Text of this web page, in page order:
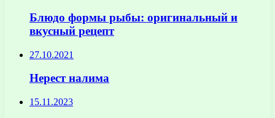
Блюдо формы рыбы: оригинальный и
вкусный рецепт
27.10.2021
Нерест налима
15.11.2023